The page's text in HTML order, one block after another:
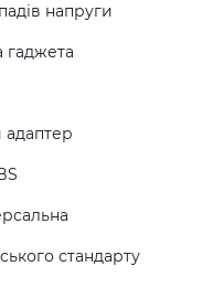
напруги
гаджета
стандарту